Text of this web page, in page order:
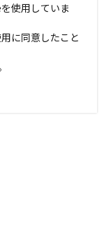
使用していま
に同意したこと